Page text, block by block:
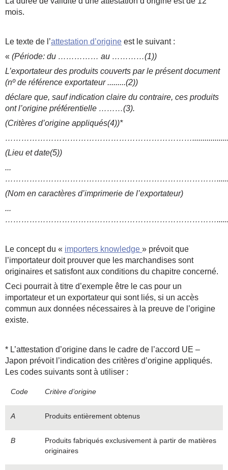
mois.‎
Le texte de l’attestation d’origine est le suivant :
« (Période: du …………… au …………(1))
L’exportateur des produits couverts par le présent document
(nº de référence exportateur .........(2))
déclare que, sauf indication claire du contraire, ces produits
ont l’origine préférentielle ………(3).
(Critères d’origine appliqués(4))*
(Lieu et date(5))
...
(Nom en caractères d’imprimerie de l’exportateur)
...
Le concept du « importers knowledge » prévoit que
l’importateur doit prouver que les marchandises sont
originaires et satisfont aux conditions du chapitre concerné.
Ceci pourrait à titre d’exemple être le cas pour un
importateur et un exportateur qui sont liés, si un accès
commun aux données nécessaires à la preuve de l’origine
existe.
* L’attestation d’origine dans le cadre de l’accord UE –
Japon prévoit l’indication des critères d’origine appliqués.
Les codes suivants sont à utiliser :
Code Critère d’origine
A Produits entièrement obtenus
B
Produits fabriqués exclusivement à partir de matières
originaires